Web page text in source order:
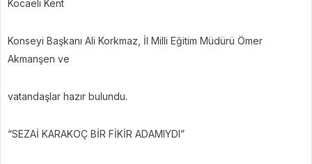
Kocaeli Kent
Konseyi Başkanı Ali Korkmaz, İl Milli Eğitim Müdürü Ömer
Akmanşen ve
vatandaşlar hazır bulundu.
“SEZAİ KARAKOÇ BİR FİKİR ADAMIYDI”